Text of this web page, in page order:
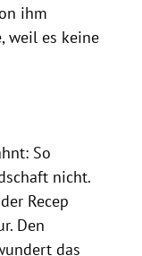
ihm
weil es keine
So
nicht.
Recep
Den
das